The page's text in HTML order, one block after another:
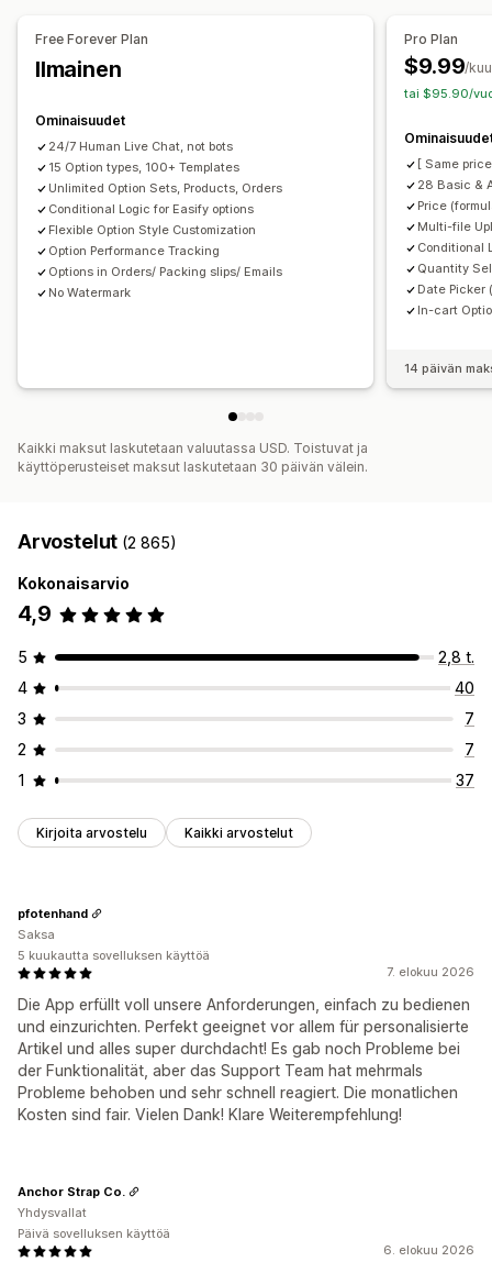
Kokotaulukot
Esikatselu
Tuonti ja vienti
Tuoteversioiden näyttäminen
Hinnoittelu
Tukkuerät
Ehdollinen hinnoittelu
Mukautettu hinnoittelu
Dynaaminen hinnoittelu Lisäosat
Versiokohtaiset lisämaksut Porrastettu hinnoittelu
Premium-lisämaksut
Varasto
Varastosta loppuneiden tuotteiden piilottaminen
Free Forever Plan
Ilmainen
Ominaisuudet
24/7 Human Live Chat, not bots
15 Option types, 100+ Templates
Unlimited Option Sets, Products, Orders
Conditional Logic for Easify options
Flexible Option Style Customization
Option Performance Tracking
Options in Orders/ Packing slips/ Emails
No Watermark
Pro Plan
$9.99/
tai $95.90/
[ Same
28 Basic &
Price
Multi-file
Conditional
Quantity
Date Picker
In-cart
14 päivän
Kaikki maksut laskutetaan valuutassa USD. Toistuvat ja
käyttöperusteiset maksut laskutetaan 30 päivän välein.
Arvostelut (2 865)
Kokonaisarvio
4,9
5
2,8 t.
4
40
3
7
2
7
1
37
Kirjoita arvostelu Kaikki arvostelut
7. elokuu 2026
Die App erfüllt voll unsere Anforderungen, einfach zu bedienen
und einzurichten. Perfekt geeignet vor allem für personalisierte
Artikel und alles super durchdacht! Es gab noch Probleme bei
der Funktionalität, aber das Support Team hat mehrmals
Probleme behoben und sehr schnell reagiert. Die monatlichen
Kosten sind fair. Vielen Dank! Klare Weiterempfehlung!
pfotenhand
Saksa
5 kuukautta sovelluksen käyttöä
6. elokuu 2026
Anchor Strap Co.
Yhdysvallat
Päivä sovelluksen käyttöä